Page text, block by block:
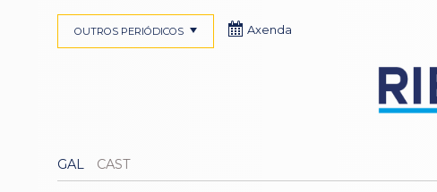
GAL CAST
OUTROS PERIÓDICOS Axenda